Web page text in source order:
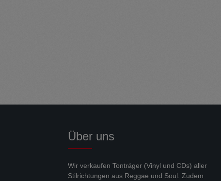
Über uns
Wir verkaufen Tonträger (Vinyl und CDs) aller
Stilrichtungen aus Reggae und Soul. Zudem